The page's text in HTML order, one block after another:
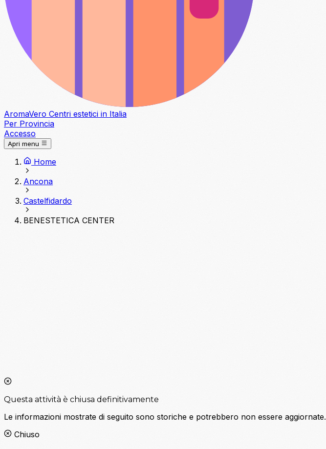
AromaVero Centri estetici in Italia
Per Provincia
Accesso
Apri menu
Home
Ancona
Castelfidardo
BENESTETICA CENTER
Questa attività è chiusa definitivamente
Le informazioni mostrate di seguito sono storiche e potrebbero non essere aggiornate.
Chiuso